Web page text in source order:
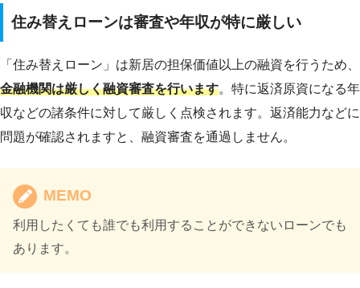
住み替えローンは審査や年収が特に厳しい
「住み替えローン」は新居の担保価値以上の融資を行うため、
金融機関は厳しく融資審査を行います。特に返済原資になる年
収などの諸条件に対して厳しく点検されます。返済能力などに
問題が確認されますと、融資審査を通過しません。
MEMO
利用したくても誰でも利用することができないローンでも
あります。